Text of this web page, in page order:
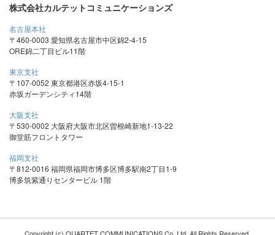
株式会社カルテットコミュニケーションズ
名古屋本社
〒460-0003 愛知県名古屋市中区錦2-4-15
ORE錦二丁目ビル11階
東京支社
〒107-0052 東京都港区赤坂4-15-1
赤坂ガーデンシティ14階
大阪支社
〒530-0002 大阪府大阪市北区曽根崎新地1-13-22
御堂筋フロントタワー
福岡支社
〒812-0016 福岡県福岡市博多区博多駅南2丁目1-9
博多筑紫通りセンタービル 1階